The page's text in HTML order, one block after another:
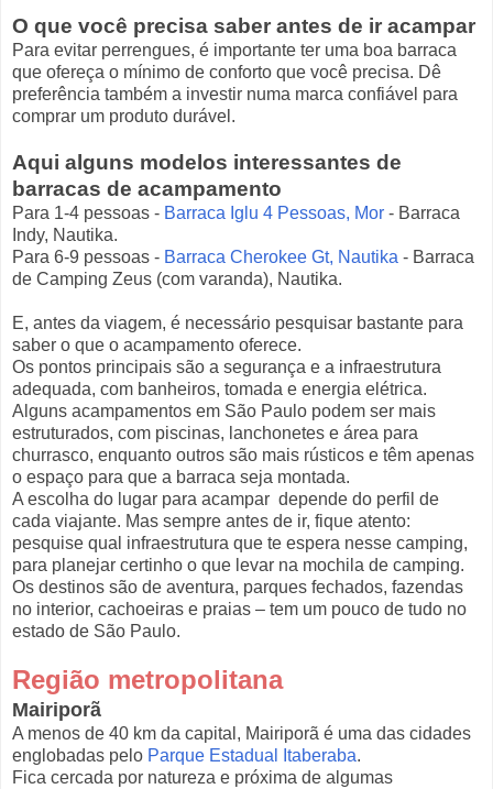
O que você precisa saber antes de ir acampar
Para evitar perrengues, é importante ter uma boa barraca
que ofereça o mínimo de conforto que você precisa. Dê
preferência também a investir numa marca confiável para
comprar um produto durável.
Aqui alguns modelos interessantes de
barracas de acampamento
Para 1-4 pessoas - Barraca Iglu 4 Pessoas, Mor - Barraca
Indy, Nautika.
Para 6-9 pessoas - Barraca Cherokee Gt, Nautika - Barraca
de Camping Zeus (com varanda), Nautika.
E, antes da viagem, é necessário pesquisar bastante para
saber o que o acampamento oferece.
Os pontos principais são a segurança e a infraestrutura
adequada, com banheiros, tomada e energia elétrica.
Alguns acampamentos em São Paulo podem ser mais
estruturados, com piscinas, lanchonetes e área para
churrasco, enquanto outros são mais rústicos e têm apenas
o espaço para que a barraca seja montada.
A escolha do lugar para acampar depende do perfil de
cada viajante. Mas sempre antes de ir, fique atento:
pesquise qual infraestrutura que te espera nesse camping,
para planejar certinho o que levar na mochila de camping.
Os destinos são de aventura, parques fechados, fazendas
no interior, cachoeiras e praias – tem um pouco de tudo no
estado de São Paulo.
Região metropolitana
Mairiporã
A menos de 40 km da capital, Mairiporã é uma das cidades
englobadas pelo Parque Estadual Itaberaba.
Fica cercada por natureza e próxima de algumas